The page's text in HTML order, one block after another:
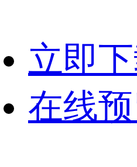
立即
在线